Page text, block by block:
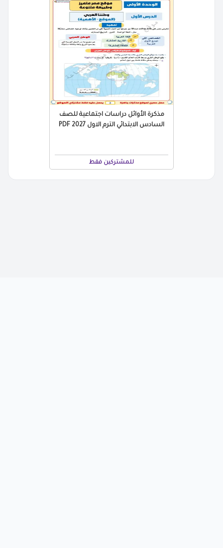
مذكرة الأوائل دراسات اجتماعية للصف
السادس الابتدائي الترم الاول 2027 PDF
للمشتركين فقط